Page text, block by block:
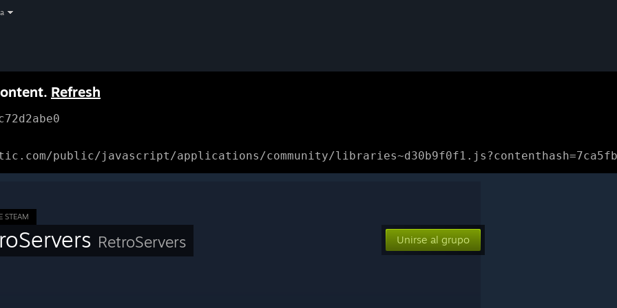
Refresh
public/javascript/applications/community/
STEAM
RetroServers Unirse al grupo